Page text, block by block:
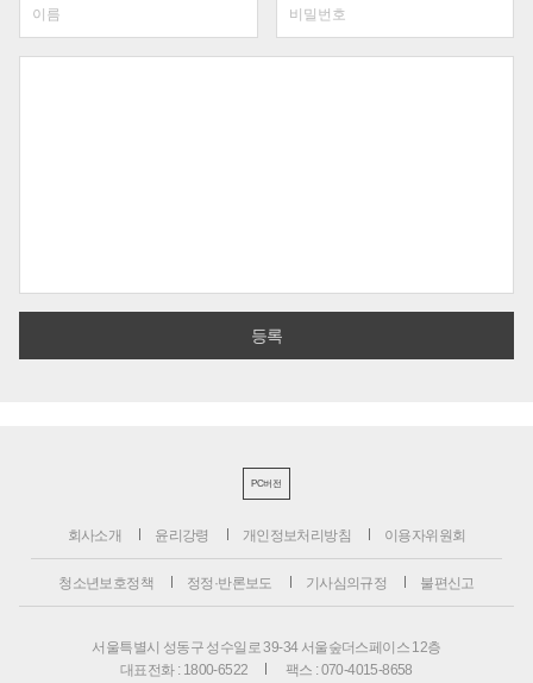
PC버전
회사소개 윤리강령 개인정보처리방침 이용자위원회
청소년보호정책 정정·반론보도 기사심의규정 불편신고
서울특별시 성동구 성수일로 39-34 서울숲더스페이스 12층
대표전화 : 1800-6522
팩스 : 070-4015-8658